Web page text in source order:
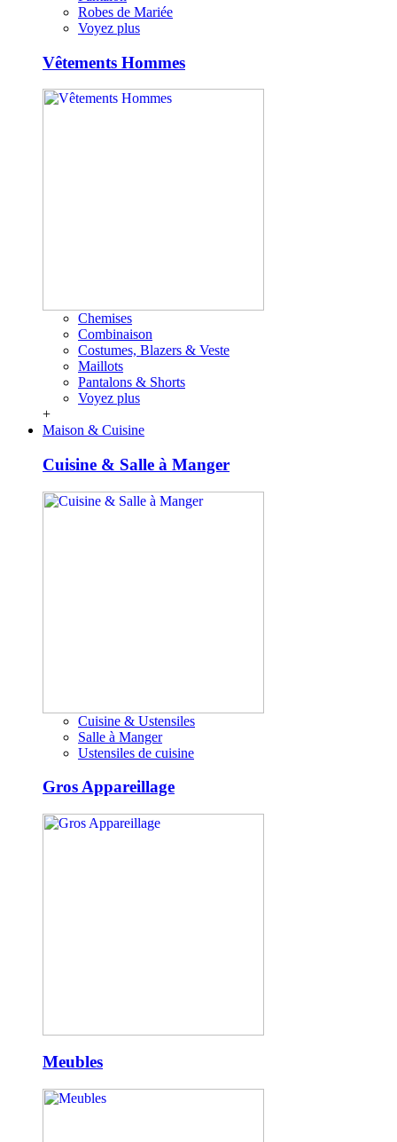
Robes de Mariée
Voyez plus
Vêtements Hommes
Chemises
Combinaison
Costumes, Blazers & Veste
Maillots
Pantalons & Shorts
Voyez plus
+
Maison & Cuisine
Cuisine & Salle à Manger
Cuisine & Ustensiles
Salle à Manger
Ustensiles de cuisine
Gros Appareillage
Meubles